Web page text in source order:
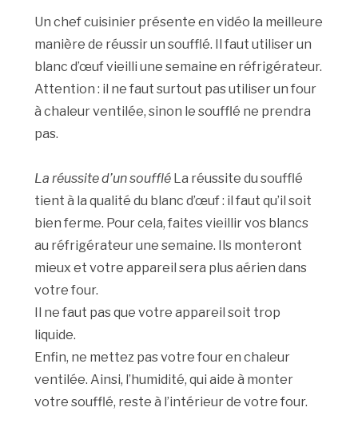
Un chef cuisinier présente en vidéo la meilleure
manière de réussir un soufflé. Il faut utiliser un
blanc d’œuf vieilli une semaine en réfrigérateur.
Attention : il ne faut surtout pas utiliser un four
à chaleur ventilée, sinon le soufflé ne prendra
pas.
La réussite d’un soufflé La réussite du soufflé
tient à la qualité du blanc d’œuf : il faut qu’il soit
bien ferme. Pour cela, faites vieillir vos blancs
au réfrigérateur une semaine. Ils monteront
mieux et votre appareil sera plus aérien dans
votre four.
Il ne faut pas que votre appareil soit trop
liquide.
Enfin, ne mettez pas votre four en chaleur
ventilée. Ainsi, l’humidité, qui aide à monter
votre soufflé, reste à l’intérieur de votre four.